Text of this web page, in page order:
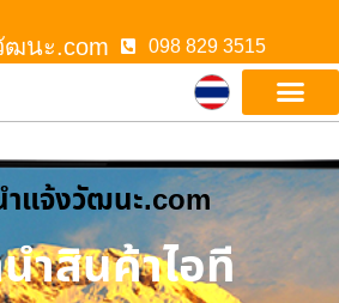
ฒนะ.com 098 829 3515
าแจ้งวัฒนะ.com
ำสินค้าไอที